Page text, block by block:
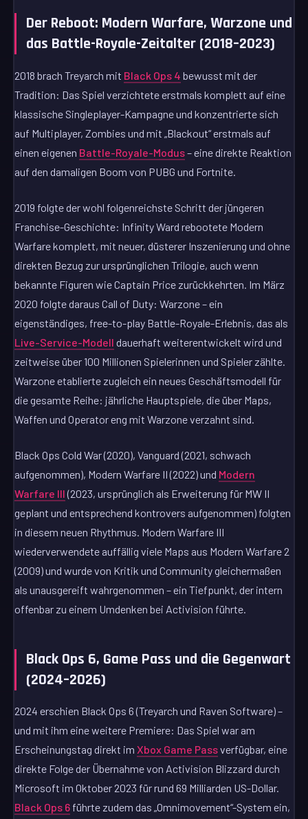
Der Reboot: Modern Warfare, Warzone und
das Battle-Royale-Zeitalter (2018–2023)
2018 brach Treyarch mit Black Ops 4 bewusst mit der
Tradition: Das Spiel verzichtete erstmals komplett auf eine
klassische Singleplayer-Kampagne und konzentrierte sich
auf Multiplayer, Zombies und mit „Blackout“ erstmals auf
einen eigenen Battle-Royale-Modus– eine direkte Reaktion
auf den damaligen Boom von PUBG und Fortnite.
2019 folgte der wohl folgenreichste Schritt der jüngeren
Franchise-Geschichte: Infinity Ward rebootete Modern
Warfare komplett, mit neuer, düsterer Inszenierung und ohne
direkten Bezug zur ursprünglichen Trilogie, auch wenn
bekannte Figuren wie Captain Price zurückkehrten. Im März
2020 folgte daraus Call of Duty: Warzone – ein
eigenständiges, free-to-play Battle-Royale-Erlebnis, das als
Live-Service-Modell dauerhaft weiterentwickelt wird und
zeitweise über 100 Millionen Spielerinnen und Spieler zählte.
Warzone etablierte zugleich ein neues Geschäftsmodell für
die gesamte Reihe: jährliche Hauptspiele, die über Maps,
Waffen und Operator eng mit Warzone verzahnt sind.
Black Ops Cold War (2020), Vanguard (2021, schwach
aufgenommen), Modern Warfare II (2022) und Modern
Warfare III(2023, ursprünglich als Erweiterung für MW II
geplant und entsprechend kontrovers aufgenommen) folgten
in diesem neuen Rhythmus. Modern Warfare III
wiederverwendete auffällig viele Maps aus Modern Warfare 2
(2009) und wurde von Kritik und Community gleichermaßen
als unausgereift wahrgenommen – ein Tiefpunkt, der intern
offenbar zu einem Umdenken bei Activision führte.
Black Ops 6, Game Pass und die Gegenwart
(2024–2026)
2024 erschien Black Ops 6 (Treyarch und Raven Software) –
und mit ihm eine weitere Premiere: Das Spiel war am
Erscheinungstag direkt imXbox Game Passverfügbar, eine
direkte Folge der Übernahme von Activision Blizzard durch
Microsoft im Oktober 2023 für rund 69 Milliarden US-Dollar.
Black Ops 6 führte zudem das „Omnimovement“-System ein,